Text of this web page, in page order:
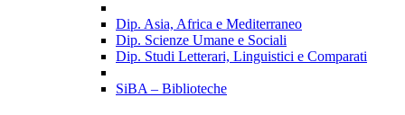
Dip. Asia, Africa e Mediterraneo
Dip. Scienze Umane e Sociali
Dip. Studi Letterari, Linguistici e Comparati
SiBA – Biblioteche